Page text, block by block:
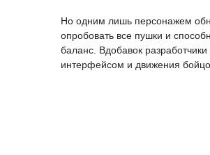
Но одним лишь персонажем
опробовать все пушки и
баланс. Вдобавок
интерфейсом и движения